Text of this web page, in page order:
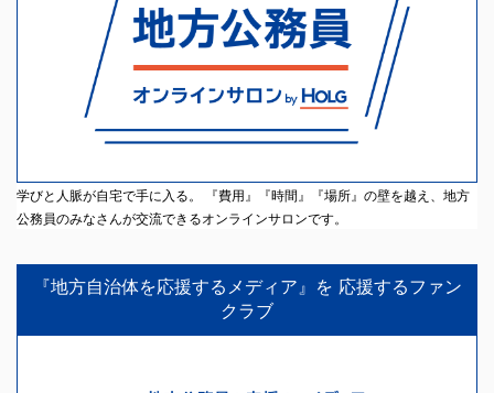
学びと人脈が自宅で手に入る。 『費用』『時間』『場所』の壁を越え、地方
公務員のみなさんが交流できるオンラインサロンです。
『地方自治体を応援するメディア』を 応援するファン
クラブ